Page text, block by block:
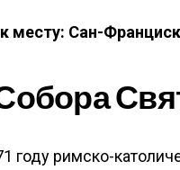
месту: Сан-
году римско-